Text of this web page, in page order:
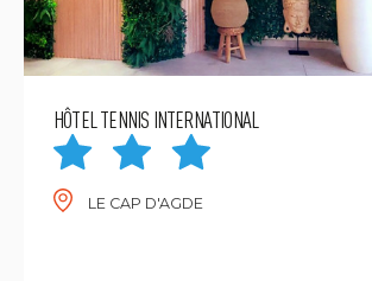
HÔTEL TENNIS INTERNATIONAL
LE CAP D'AGDE